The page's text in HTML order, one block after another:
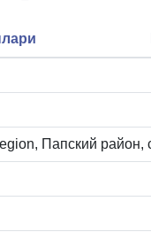
Папский район,